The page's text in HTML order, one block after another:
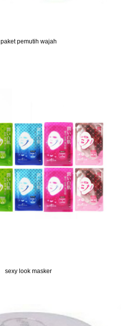
paket pemutih wajah
sexy look masker